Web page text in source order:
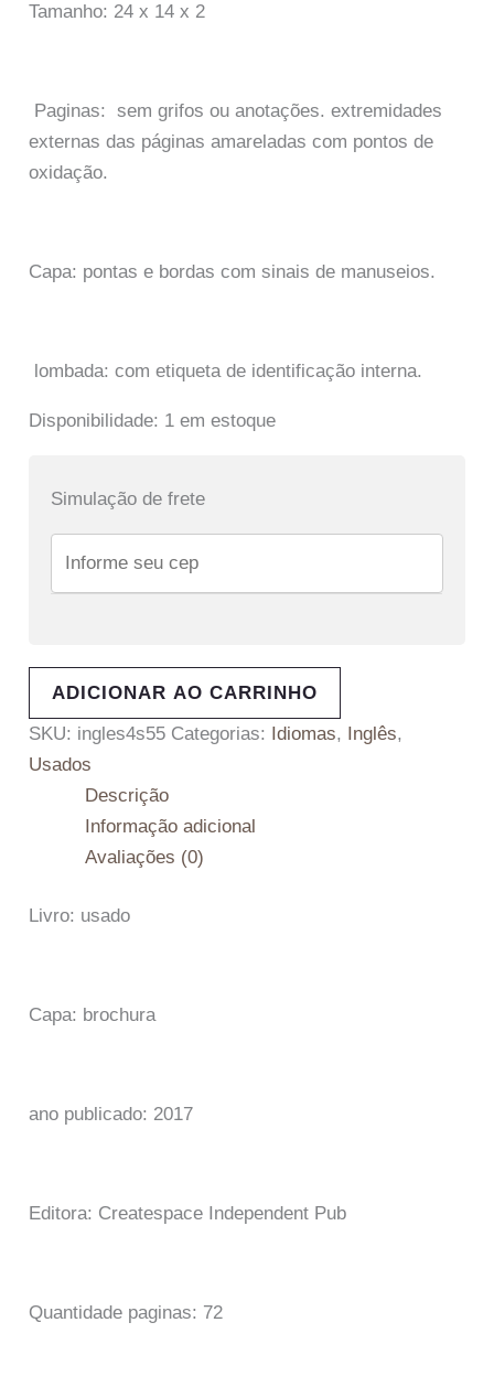
Tamanho: 24 x 14 x 2
Paginas: sem grifos ou anotações. extremidades
externas das páginas amareladas com pontos de
oxidação.
Capa: pontas e bordas com sinais de manuseios.
lombada: com etiqueta de identificação interna.
Disponibilidade: 1 em estoque
Simulação de frete
ADICIONAR AO CARRINHO
SKU: ingles4s55 Categorias: Idiomas, Inglês,
Usados
Descrição
Informação adicional
Avaliações (0)
Livro: usado
Capa: brochura
ano publicado: 2017
Editora: Createspace Independent Pub
Quantidade paginas: 72